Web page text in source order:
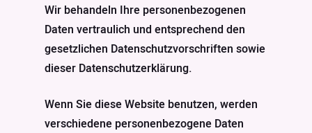
Wir behandeln Ihre personenbezogenen
Daten vertraulich und entsprechend den
gesetzlichen Datenschutzvorschriften sowie
dieser Datenschutzerklärung.
Wenn Sie diese Website benutzen, werden
verschiedene personenbezogene Daten